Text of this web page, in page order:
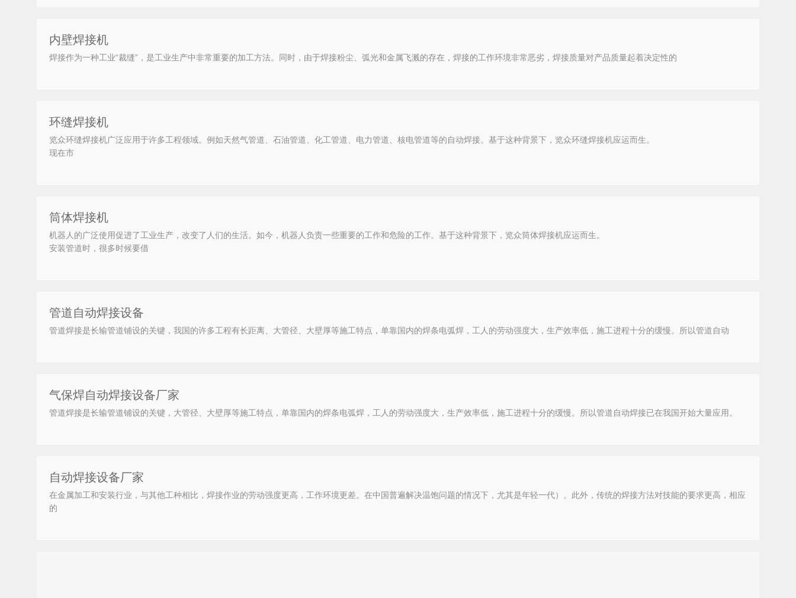
内壁焊接机
焊接作为一种工业“裁缝”，是工业生产中非常重要的加工方法。同时，由于焊接粉尘、弧光和金属飞溅的存在，焊接的工作环境非常恶劣，焊接质量对产品质量起着决定性的
环缝焊接机
览众环缝焊接机广泛应用于许多工程领域。例如天然气管道、石油管道、化工管道、电力管道、核电管道等的自动焊接。基于这种背景下，览众环缝焊接机应运而生。
现在市
筒体焊接机
机器人的广泛使用促进了工业生产，改变了人们的生活。如今，机器人负责一些重要的工作和危险的工作。基于这种背景下，览众筒体焊接机应运而生。
安装管道时，很多时候要借
管道自动焊接设备
管道焊接是长输管道铺设的关键，我国的许多工程有长距离、大管径、大壁厚等施工特点，单靠国内的焊条电弧焊，工人的劳动强度大，生产效率低，施工进程十分的缓慢。所以管道自动
气保焊自动焊接设备厂家
管道焊接是长输管道铺设的关键，大管径、大壁厚等施工特点，单靠国内的焊条电弧焊，工人的劳动强度大，生产效率低，施工进程十分的缓慢。所以管道自动焊接已在我国开始大量应用。
自动焊接设备厂家
在金属加工和安装行业，与其他工种相比，焊接作业的劳动强度更高，工作环境更差。在中国普遍解决温饱问题的情况下，尤其是年轻一代）。此外，传统的焊接方法对技能的要求更高，相应
的